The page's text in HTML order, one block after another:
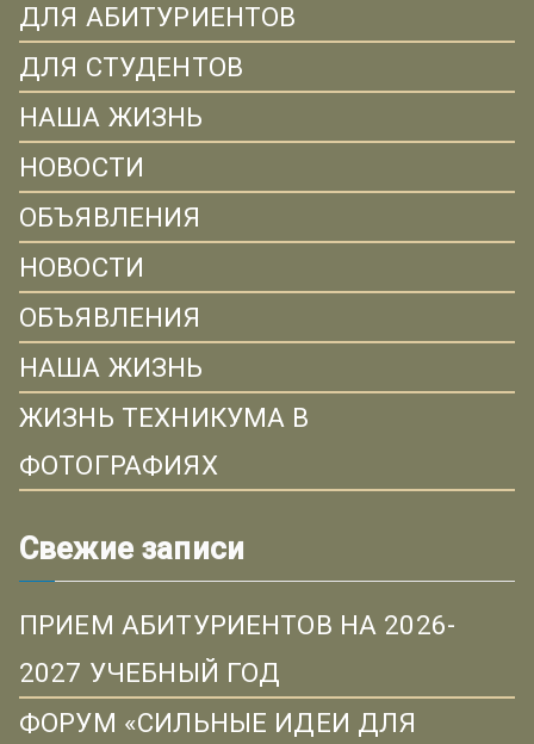
ДЛЯ АБИТУРИЕНТОВ
ДЛЯ СТУДЕНТОВ
НАША ЖИЗНЬ
НОВОСТИ
ОБЪЯВЛЕНИЯ
НОВОСТИ
ОБЪЯВЛЕНИЯ
НАША ЖИЗНЬ
ЖИЗНЬ ТЕХНИКУМА В
ФОТОГРАФИЯХ
Свежие записи
ПРИЕМ АБИТУРИЕНТОВ НА 2026-
2027 УЧЕБНЫЙ ГОД
ФОРУМ «СИЛЬНЫЕ ИДЕИ ДЛЯ